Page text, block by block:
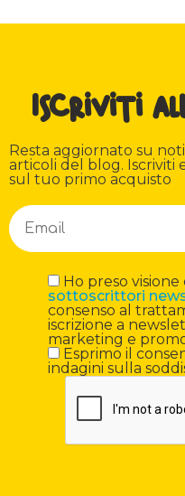
Iscriviti
Resta aggiornato su
articoli del blog. Iscriviti
sul tuo primo acquisto
Ho preso visione
sottoscrittori
consenso al
iscrizione a
marketing e
Esprimo il
indagini sulla